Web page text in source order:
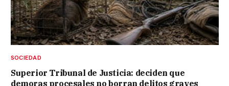
SOCIEDAD
Superior Tribunal de Justicia: deciden que
demoras procesales no borran delitos graves